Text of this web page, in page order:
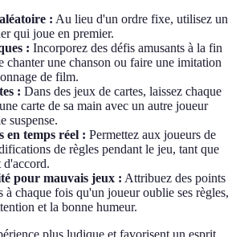
: Au lieu d'un ordre fixe, utilisez un
qui joue en premier.
: Incorporez des défis amusants à la fin
chanter une chanson ou faire une imitation
de film.
: Dans des jeux de cartes, laissez chaque
carte de sa main avec un autre joueur
suspense.
en temps réel : Permettez aux joueurs de
de règles pendant le jeu, tant que
d'accord.
pour mauvais jeux : Attribuez des points
à chaque fois qu'un joueur oublie ses règles,
et la bonne humeur.
plus ludique et favorisent un esprit